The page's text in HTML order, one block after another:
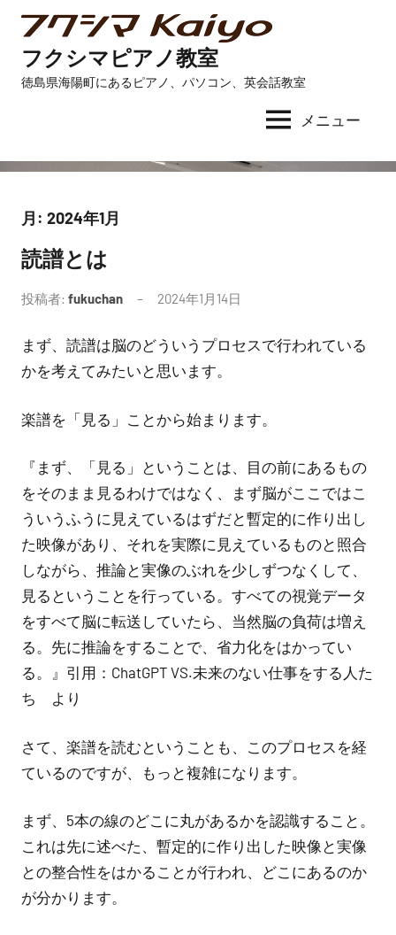
ス
フクシマピアノ教室
徳島県海陽町にあるピアノ、パソコン、英会話教室
メニュー
月: 2024年1月
未
類
読譜とは
投稿者: fukuchan 2024年1月14日
ン
あ
ま
ん
まず、読譜は脳のどういうプロセスで行われている
かを考えてみたいと思います。
楽譜を「見る」ことから始まります。
『まず、「見る」ということは、目の前にあるもの
をそのまま見るわけではなく、まず脳がここではこ
ういうふうに見えているはずだと暫定的に作り出し
た映像があり、それを実際に見えているものと照合
しながら、推論と実像のぶれを少しずつなくして、
見るということを行っている。すべての視覚データ
をすべて脳に転送していたら、当然脳の負荷は増え
る。先に推論をすることで、省力化をはかってい
る。』引用：ChatGPT VS.未来のない仕事をする人た
ち より
さて、楽譜を読むということも、このプロセスを経
ているのですが、もっと複雑になります。
まず、5本の線のどこに丸があるかを認識すること。
これは先に述べた、暫定的に作り出した映像と実像
との整合性をはかることが行われ、どこにあるのか
が分かります。